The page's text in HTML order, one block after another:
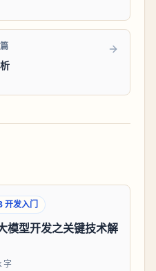
开发入门
模型开发之关键技术解
字